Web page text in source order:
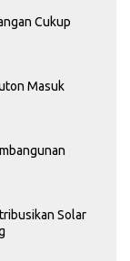
Cukup
Masuk
Solar